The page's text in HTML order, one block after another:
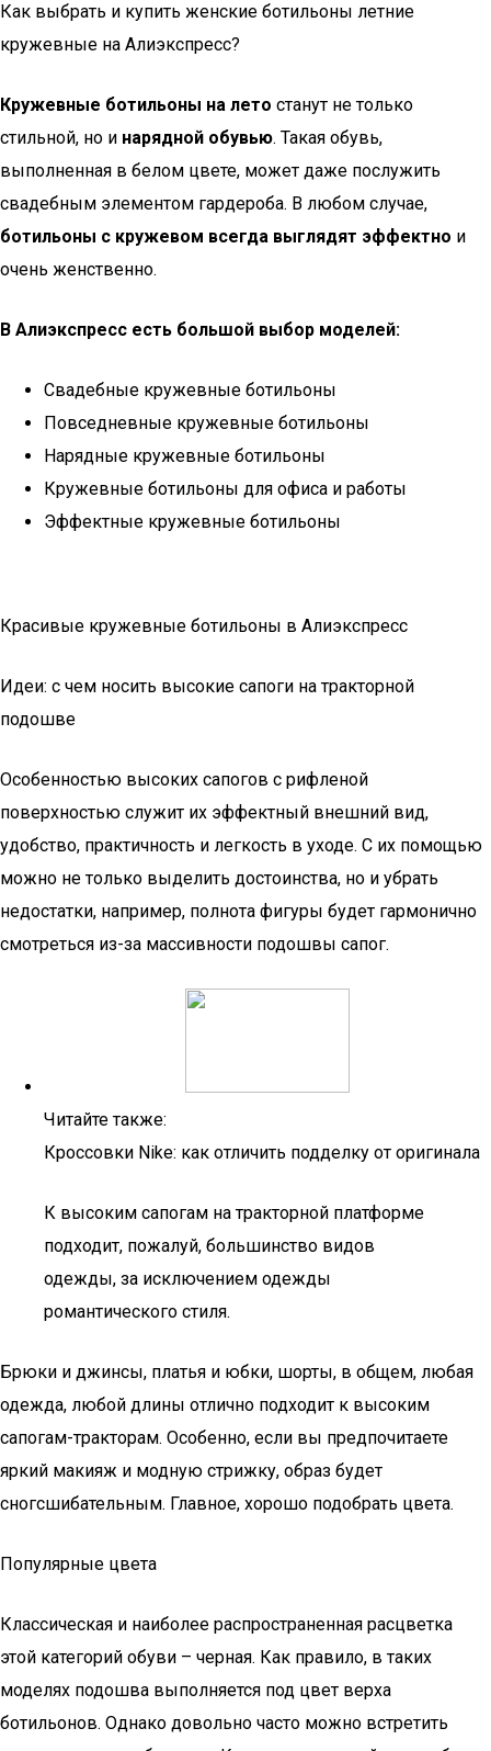
Как выбрать и купить женские ботильоны летние
кружевные на Алиэкспресс?
Кружевные ботильоны на лето станут не только
стильной, но и нарядной обувью. Такая обувь,
выполненная в белом цвете, может даже послужить
свадебным элементом гардероба. В любом случае,
ботильоны с кружевом всегда выглядят эффектно и
очень женственно.
В Алиэкспресс есть большой выбор моделей:
Свадебные кружевные ботильоны
Повседневные кружевные ботильоны
Нарядные кружевные ботильоны
Кружевные ботильоны для офиса и работы
Эффектные кружевные ботильоны
Красивые кружевные ботильоны в Алиэкспресс
Идеи: с чем носить высокие сапоги на тракторной
подошве
Особенностью высоких сапогов с рифленой
поверхностью служит их эффектный внешний вид,
удобство, практичность и легкость в уходе. С их помощью
можно не только выделить достоинства, но и убрать
недостатки, например, полнота фигуры будет гармонично
смотреться из-за массивности подошвы сапог.
Читайте также:
Кроссовки Nike: как отличить подделку от оригинала
К высоким сапогам на тракторной платформе
подходит, пожалуй, большинство видов
одежды, за исключением одежды
романтического стиля.
Брюки и джинсы, платья и юбки, шорты, в общем, любая
одежда, любой длины отлично подходит к высоким
сапогам-тракторам. Особенно, если вы предпочитаете
яркий макияж и модную стрижку, образ будет
сногсшибательным. Главное, хорошо подобрать цвета.
Популярные цвета
Классическая и наиболее распространенная расцветка
этой категорий обуви – черная. Как правило, в таких
моделях подошва выполняется под цвет верха
ботильонов. Однако довольно часто можно встретить